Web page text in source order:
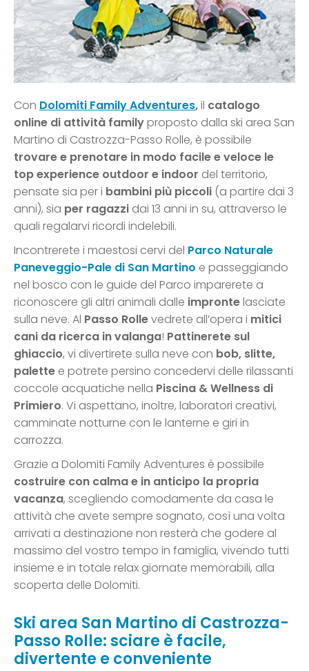
Con Dolomiti Family Adventures,il catalogo
online di attività familyproposto dalla ski area San
Martino di Castrozza-Passo Rolle, è possibile
trovare e prenotare in modo facile e veloce le
top experience outdoor e indoor del territorio,
pensate sia per i bambini più piccoli (a partire dai 3
anni), sia per ragazzi dai 13 anni in su, attraverso le
quali regalarvi ricordi indelebili.
Incontrerete i maestosi cervi del Parco Naturale
Paneveggio-Pale di San Martino e passeggiando
nel bosco con le guide del Parco imparerete a
riconoscere gli altri animali dalle improntelasciate
sulla neve. Al Passo Rollevedrete all’opera i mitici
cani da ricerca in valanga! Pattinerete sul
ghiaccio, vi divertirete sulla neve con bob, slitte,
palette e potrete persino concedervi delle rilassanti
coccole acquatiche nella Piscina & Wellness di
Primiero. Vi aspettano, inoltre, laboratori creativi,
camminate notturne con le lanterne e giri in
carrozza.
Grazie a Dolomiti Family Adventures è possibile
costruire con calma e in anticipo la propria
vacanza, scegliendo comodamente da casa le
attività che avete sempre sognato, così una volta
arrivati a destinazione non resterà che godere al
massimo del vostro tempo in famiglia, vivendo tutti
insieme e in totale relax giornate memorabili, alla
scoperta delle Dolomiti.
Ski area San Martino di Castrozza-
Passo Rolle: sciare è facile,
divertente e conveniente